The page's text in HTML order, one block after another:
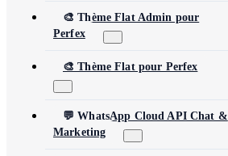
📂 View All 5 Plugins →
🎨 Thème Flat Admin pour
Perfex
🎨 Thème Flat pour Perfex
💬 WhatsApp Cloud API Chat &
Marketing